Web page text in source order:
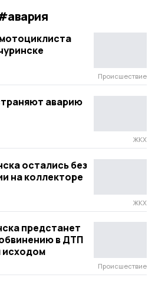
Происшествие
аварию
ЖКХ
остались без
на коллекторе
ЖКХ
предстанет
в ДТП
исходом
Происшествие